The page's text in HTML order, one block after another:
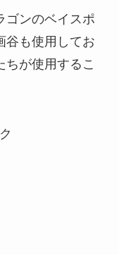
ゴンのベイスポ
谷も使用してお
ちが使用するこ